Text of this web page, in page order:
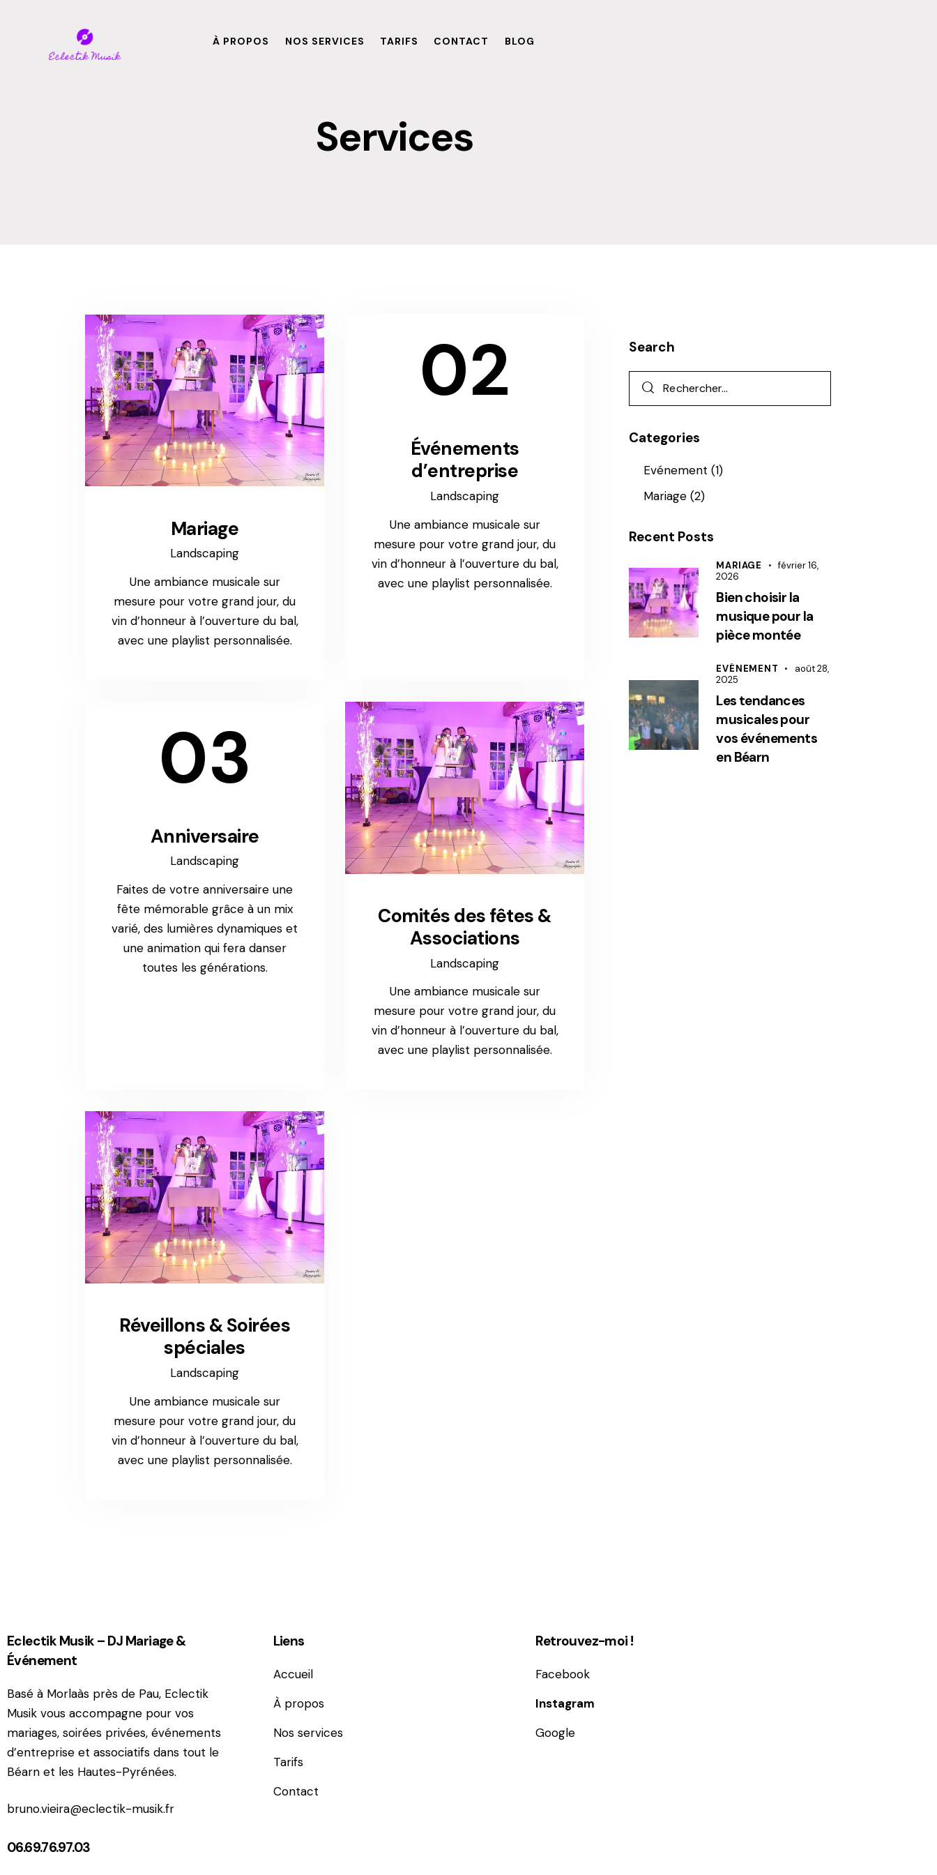
À PROPOS NOS SERVICES TARIFS CONTACT BLOG
Services
Mariage
Landscaping
Une ambiance musicale sur
mesure pour votre grand jour, du
vin d’honneur à l’ouverture du bal,
avec une playlist personnalisée.
02
Événements
d’entreprise
Landscaping
Une ambiance musicale sur
mesure pour votre grand jour, du
vin d’honneur à l’ouverture du bal,
avec une playlist personnalisée.
03
Anniversaire
Landscaping
Faites de votre anniversaire une
fête mémorable grâce à un mix
varié, des lumières dynamiques et
une animation qui fera danser
toutes les générations.
Comités des fêtes &
Associations
Landscaping
Une ambiance musicale sur
mesure pour votre grand jour, du
vin d’honneur à l’ouverture du bal,
avec une playlist personnalisée.
Réveillons & Soirées
spéciales
Landscaping
Une ambiance musicale sur
mesure pour votre grand jour, du
vin d’honneur à l’ouverture du bal,
avec une playlist personnalisée.
Search
Categories
Evénement (1)
Mariage(2)
Recent Posts
MARIAGE
février 16,
2026
Bien choisir la
musique pour la
pièce montée
EVÉNEMENT
août 28,
2025
Les tendances
musicales pour
vos événements
en Béarn
Eclectik Musik – DJ Mariage &
Événement
Basé à Morlaàs près de Pau, Eclectik
Musik vous accompagne pour vos
mariages, soirées privées, événements
d’entreprise et associatifs dans tout le
Béarn et les Hautes-Pyrénées.
bruno.vieira@eclectik-musik.fr
06.69.76.97.03
Liens
Accueil
À propos
Nos services
Tarifs
Contact
Retrouvez-moi !
Facebook
Instagram
Google